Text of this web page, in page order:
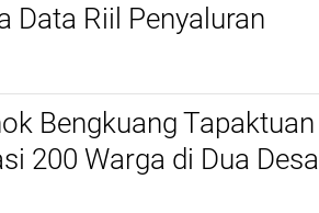
Data Riil Penyaluran
Bengkuang Tapaktuan
200 Warga di Dua Desa
Gratis